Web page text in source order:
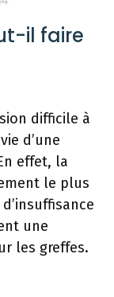
il faire
difficile à
d’une
effet, la
le plus
une
les greffes.